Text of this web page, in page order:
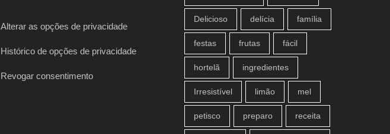
Alterar as opções de privacidade
Histórico de opções de privacidade
Revogar consentimento
Delicioso delícia família
festas frutas fácil
hortelã ingredientes
Irresistível limão mel
petisco preparo receita